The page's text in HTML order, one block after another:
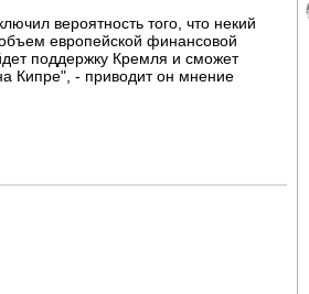
вероятность того, что некий
объем европейской финансовой
поддержку Кремля и сможет
Кипре", - приводит он мнение